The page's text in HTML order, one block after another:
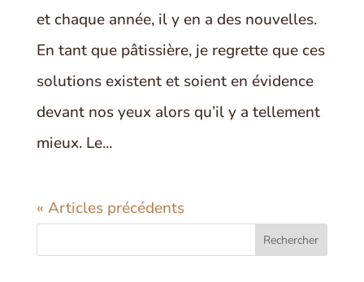
et chaque année, il y en a des nouvelles.
En tant que pâtissière, je regrette que ces
solutions existent et soient en évidence
devant nos yeux alors qu’il y a tellement
mieux. Le...
« Articles précédents
Rechercher